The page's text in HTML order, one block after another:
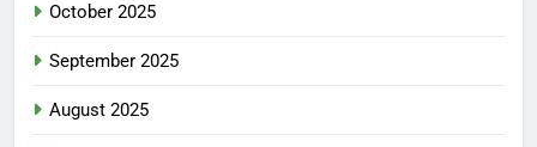
October 2025
September 2025
August 2025